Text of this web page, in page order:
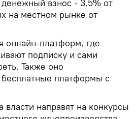
взнос - 3,5% от
на местном рынке от
онлайн-платформ, где
подписку и сами
Также оно
бесплатные платформы с
власти направят на конкурсы